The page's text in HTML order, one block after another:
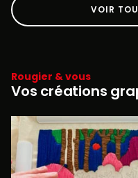
VOIR
Rougier & vous
Vos créations